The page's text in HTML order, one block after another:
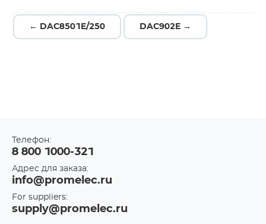
← DAC8501E/250 DAC902E →
Телефон:
8 800 1000-321
Адрес для заказа:
info@promelec.ru
For suppliers:
supply@promelec.ru